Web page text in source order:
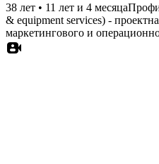
38 лет • 11 лет и 4 месяца
& equipment services) -
маркетингового и